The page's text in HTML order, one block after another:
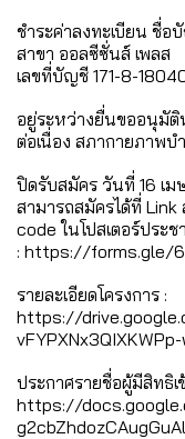
ชำระค่าลงทะเบียน ชื่อ
สาขา ออลซีซั่นส์ เพลส
เลขที่บัญชี 171-8-
อยู่ระหว่างยื่นขออนุมั
ต่อเนื่อง สภากายภาพบ
ปิดรับสมัคร วันที่ 16 เ
สามารถสมัครได้ที่ Link
code ในโปสเตอร์ประ
: https://forms.gle/
รายละเอียดโครงการ :
https://
ประกาศรายชื่อผู้มีสิทธิ
https://